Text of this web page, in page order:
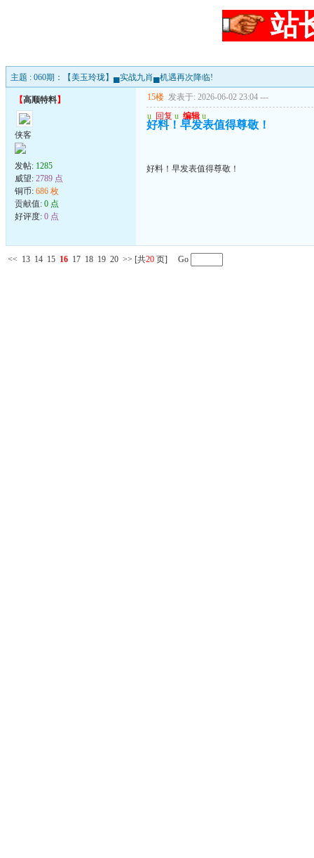
站
主题 : 060期：【美玉玲珑】▄实战九肖▄机遇再次降临!
【高顺特料】
侠客
发帖: 1285
威望: 2789 点
铜币: 686 枚
贡献值: 0 点
好评度: 0 点
15楼 发表于: 2026-06-02 23:04 ---
u 回复 u 编辑 u
好料！早发表值得尊敬！
好料！早发表值得尊敬！
<< 13 14 15 16 17 18 19 20 >> [共20 页] Go